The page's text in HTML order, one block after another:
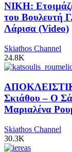
ΝΙΚΗ:
του Βουλευτή
Λάρισα (Video)
Skiathos Channel
24.8K
Σκιάθου – Ο
Μαριαλένα
Skiathos Channel
30.3K